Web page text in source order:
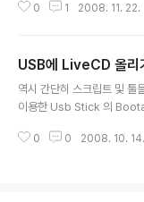
진호님은 syslog와 loger 를
$Username_$Date.log
명령 종료)
0 1 2008. 11. 22.
USB에 LiveCD 올리
역시 간단히 스크립트 및
이용한 Usb Stick 의
패키지 를 설치한다. 여기
0 0 2008. 10. 14.